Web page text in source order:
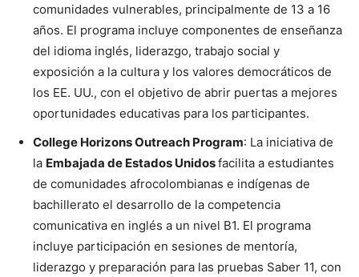
comunidades vulnerables, principalmente de 13 a 16
años. El programa incluye componentes de enseñanza
del idioma inglés, liderazgo, trabajo social y
exposición a la cultura y los valores democráticos de
los EE. UU., con el objetivo de abrir puertas a mejores
oportunidades educativas para los participantes.
College Horizons Outreach Program: La iniciativa de
la Embajada de Estados Unidosfacilita a estudiantes
de comunidades afrocolombianas e indígenas de
bachillerato el desarrollo de la competencia
comunicativa en inglés a un nivel B1. El programa
incluye participación en sesiones de mentoría,
liderazgo y preparación para las pruebas Saber 11, con